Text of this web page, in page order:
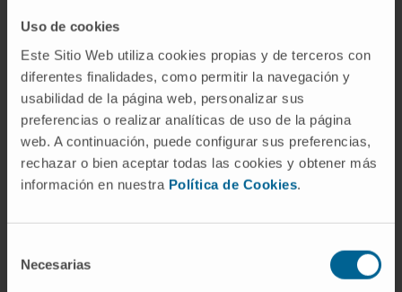
Uso de cookies
Este Sitio Web utiliza cookies propias y de terceros con
diferentes finalidades, como permitir la navegación y
usabilidad de la página web, personalizar sus
preferencias o realizar analíticas de uso de la página
web. A continuación, puede configurar sus preferencias,
rechazar o bien aceptar todas las cookies y obtener más
información en nuestra Política de Cookies.
Necesarias
revista internacional Journal of Nursing
Management sobre el Liderazgo clínico de
las enfermeras (2022).